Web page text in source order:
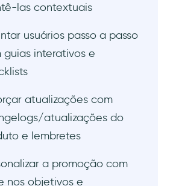
las contextuais
usuários passo a passo
guias interativos e
atualizações com
atualizações do
e lembretes
a promoção com
nos objetivos e